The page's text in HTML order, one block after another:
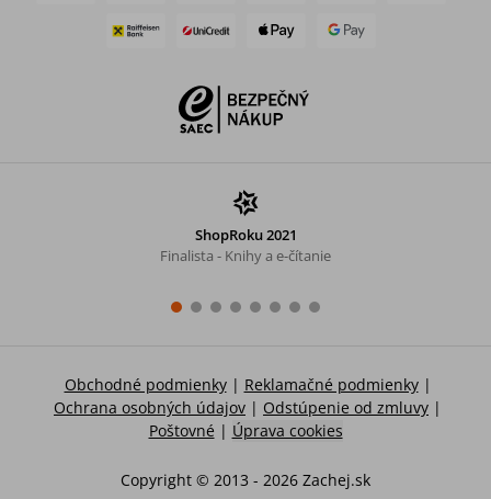
ShopRoku 2021
Finalista - Knihy a e-čítanie
Obchodné podmienky | Reklamačné podmienky |
Ochrana osobných údajov | Odstúpenie od zmluvy |
Poštovné | Úprava cookies
Copyright © 2013 - 2026 Zachej.sk